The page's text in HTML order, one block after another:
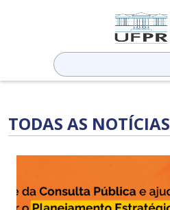
Pesquisar
por:
TODAS AS NOTÍCIAS